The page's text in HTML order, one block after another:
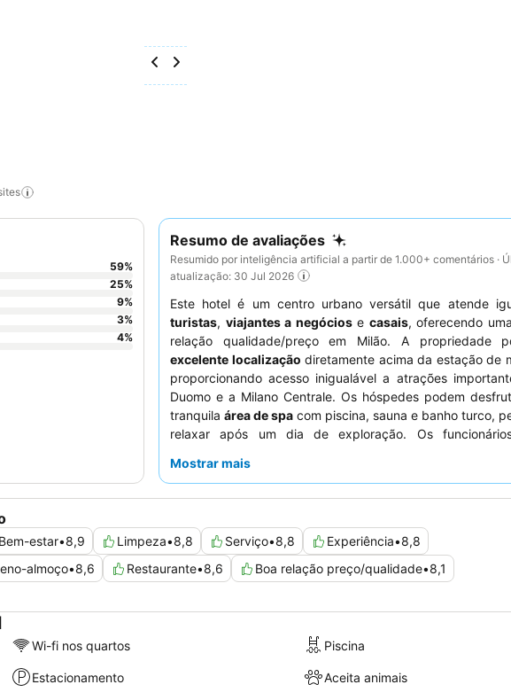
Resumo de avaliações
Resumido por inteligência artificial a partir de 1.000+ comentários ·
atualização: 30 Jul 2026
Este hotel é um centro urbano versátil que atende
turistas, viajantes a negóciose casais, oferecendo
relação qualidade/preço em Milão. A propriedade
excelente localização diretamente acima da estação de
proporcionando acesso inigualável a atrações
Duomo e a Milano Centrale. Os hóspedes podem
tranquila área de spa com piscina, sauna e banho turco,
relaxar após um dia de exploração. Os
prestável, complementando um
Mostrar mais
Bem-estar•8,9 Limpeza•8,8 Serviço•8,8 Experiência•8,8
almoço•8,6 Restaurante•8,6 Boa relação preço/qualidade•8,1
59%
25%
9%
3%
4%
Wi-fi nos quartos Piscina
Estacionamento Aceita animais